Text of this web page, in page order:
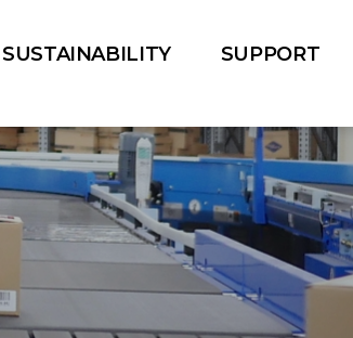
SUSTAINABILITY SUPPORT